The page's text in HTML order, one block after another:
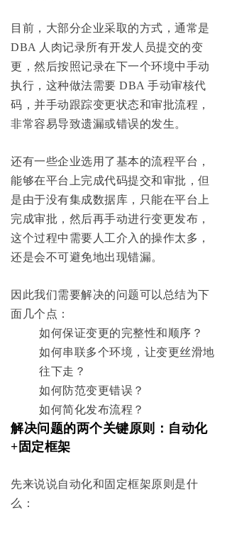
目前，大部分企业采取的方式，通常是
DBA 人肉记录所有开发人员提交的变
更，然后按照记录在下一个环境中手动
执行，这种做法需要 DBA 手动审核代
码，并手动跟踪变更状态和审批流程，
非常容易导致遗漏或错误的发生。
还有一些企业选用了基本的流程平台，
能够在平台上完成代码提交和审批，但
是由于没有集成数据库，只能在平台上
完成审批，然后再手动进行变更发布，
这个过程中需要人工介入的操作太多，
还是会不可避免地出现错漏。
因此我们需要解决的问题可以总结为下
面几个点：
如何保证变更的完整性和顺序？
如何串联多个环境，让变更丝滑地
往下走？
如何防范变更错误？
如何简化发布流程？
解决问题的两个关键原则：自动化
+固定框架
先来说说自动化和固定框架原则是什
么：